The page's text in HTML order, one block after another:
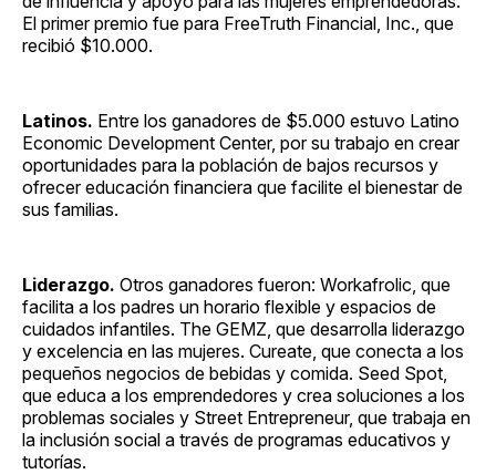
El primer premio fue para FreeTruth Financial, Inc., que
recibió $10.000.
Latinos. Entre los ganadores de $5.000 estuvo Latino
Economic Development Center, por su trabajo en crear
oportunidades para la población de bajos recursos y
ofrecer educación financiera que facilite el bienestar de
sus familias.
Liderazgo. Otros ganadores fueron: Workafrolic, que
facilita a los padres un horario flexible y espacios de
cuidados infantiles. The GEMZ, que desarrolla liderazgo
y excelencia en las mujeres. Cureate, que conecta a los
pequeños negocios de bebidas y comida. Seed Spot,
que educa a los emprendedores y crea soluciones a los
problemas sociales y Street Entrepreneur, que trabaja en
la inclusión social a través de programas educativos y
tutorías.